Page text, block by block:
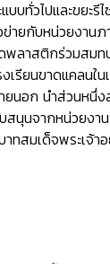
บทั่วไปและขย
ายกับหน่วยงา
ลาสติกร่วมสม
เรียนขาดแคล
อก นำส่วนหนึ่
นจากหน่วยงา
ทสมเด็จพระเ